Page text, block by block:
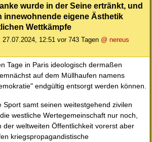
wurde in der Seine ertränkt, und
innewohnende eigene Ästhetik
Wettkämpfe
12:51 vor 743 Tagen @ nereus
Tage in Paris ideologisch dermaßen
auf dem Müllhaufen namens
endgültig entsorgt werden können.
Sport samt seinen weitestgehend zivilen
westliche Wertegemeinschaft nur noch,
der weltweiten Öffentlichkeit vorerst aber
kriegspropagandistische